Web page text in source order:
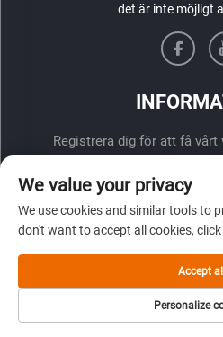
det är inte möjligt
Registrera dig för att få vårt
We value your privacy
We use cookies and similar tools to
don't want to accept all cookies,
Personalize
Accept all